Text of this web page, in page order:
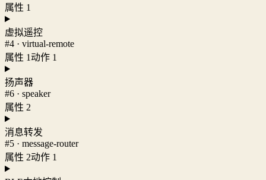
属性 1
虚拟遥控
#4 · virtual-remote
属性 1动作 1
扬声器
#6 · speaker
属性 2
消息转发
#5 · message-router
属性 2动作 1